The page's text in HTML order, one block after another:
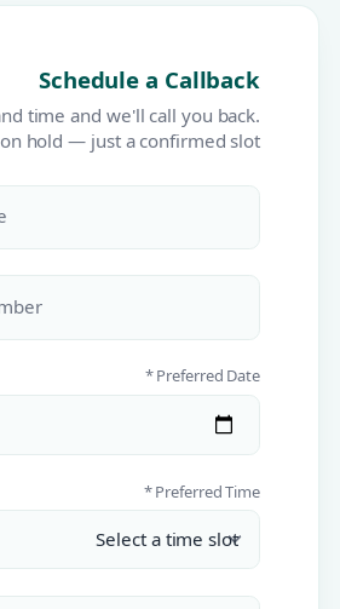
Schedule a Callback
time and we'll call you back.
hold — just a confirmed slot.
*
Preferred Date *
Preferred Time *